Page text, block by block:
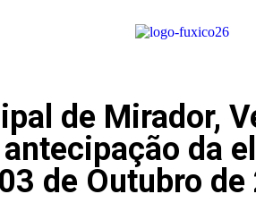
de Mirador,
da
de Outubro